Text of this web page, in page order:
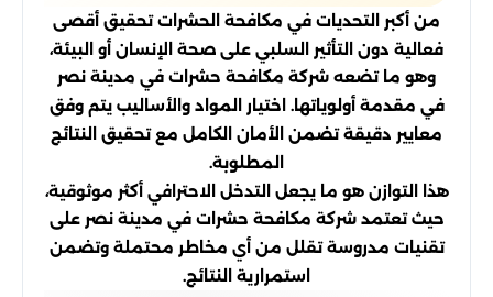
من أكبر التحديات في مكافحة الحشرات تحقيق أقصى
فعالية دون التأثير السلبي على صحة الإنسان أو البيئة،
وهو ما تضعه شركة مكافحة حشرات في مدينة نصر
في مقدمة أولوياتها. اختيار المواد والأساليب يتم وفق
معايير دقيقة تضمن الأمان الكامل مع تحقيق النتائج
المطلوبة.
هذا التوازن هو ما يجعل التدخل الاحترافي أكثر موثوقية،
حيث تعتمد شركة مكافحة حشرات في مدينة نصر على
تقنيات مدروسة تقلل من أي مخاطر محتملة وتضمن
استمرارية النتائج.